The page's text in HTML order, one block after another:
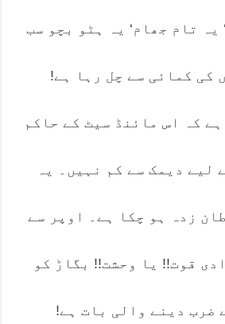
یہ تام جھام‘ یہ ہٹو بچو سب
کی کمائی سے چل رہا ہے!
کہ اس مائنڈ سیٹ کے حاکم
لیے دیمک سے کم نہیں۔ یہ
زدہ ہو چکا ہے۔ اوپر سے
قوت!! یا وحشت!! بگاڑ کو
ضرب دینے والی بات ہے!